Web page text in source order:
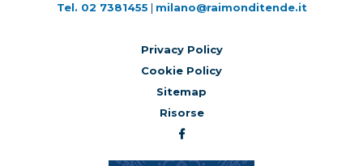
Tel. 02 7381455 | milano@raimonditende.it
Privacy Policy
Cookie Policy
Sitemap
Risorse